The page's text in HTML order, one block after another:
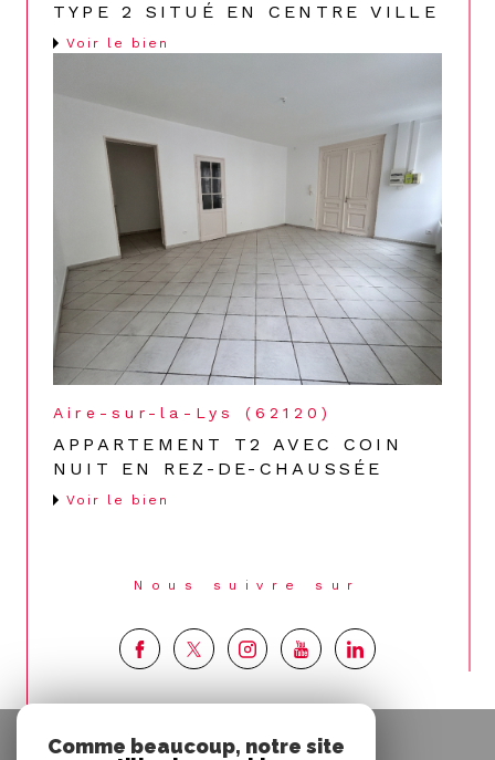
TYPE 2 SITUÉ EN CENTRE VILLE
Voir le bien
Aire-sur-la-Lys (62120)
APPARTEMENT T2 AVEC COIN
NUIT EN REZ-DE-CHAUSSÉE
Voir le bien
Nous suivre sur
Espace
Comme beaucoup, notre site